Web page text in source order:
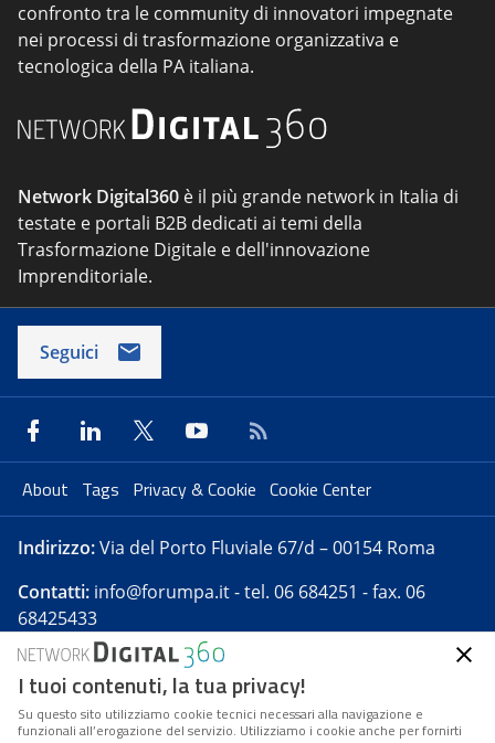
confronto tra le community di innovatori impegnate
nei processi di trasformazione organizzativa e
tecnologica della PA italiana.
Network Digital360 è il più grande network in Italia di
testate e portali B2B dedicati ai temi della
Trasformazione Digitale e dell'innovazione
Imprenditoriale.
Seguici
About Tags Privacy & Cookie Cookie Center
Indirizzo:Via del Porto Fluviale 67/d – 00154 Roma
Contatti: info@forumpa.it- tel. 06 684251 - fax. 06
68425433
Forumpa.itè una pubblicazione telematica iscritta
presso Registro della stampa del Tribunale di Roma -
Reg. n. 182 del 2 maggio 2008 - Direttore resp. Michela
I tuoi contenuti, la tua privacy!
Su questo sito utilizziamo cookie tecnici necessari alla navigazione e
funzionali all’erogazione del servizio. Utilizziamo i cookie anche per fornirti